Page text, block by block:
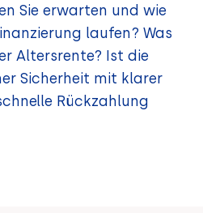
Sie erwarten und wie
laufen? Was
Altersrente? Ist die
Sicherheit mit klarer
Rückzahlung